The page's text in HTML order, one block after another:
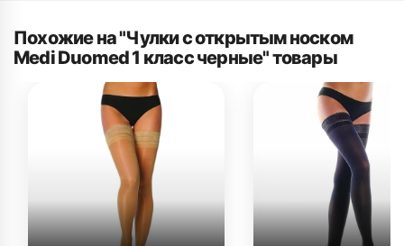
Похожие на "Чулки с открытым носком
Medi Duomed 1 класс черные" товары